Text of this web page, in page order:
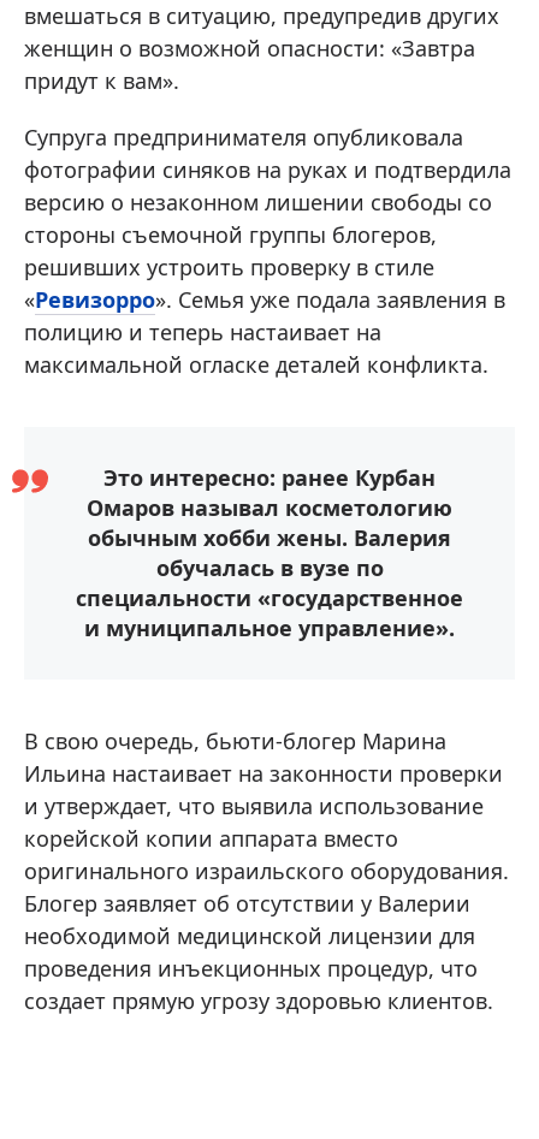
вмешаться в ситуацию, предупредив других
женщин о возможной опасности: «Завтра
придут к вам».
Супруга предпринимателя опубликовала
фотографии синяков на руках и подтвердила
версию о незаконном лишении свободы со
стороны съемочной группы блогеров,
решивших устроить проверку в стиле
«Ревизорро». Семья уже подала заявления в
полицию и теперь настаивает на
максимальной огласке деталей конфликта.
Это интересно: ранее Курбан
Омаров называл косметологию
обычным хобби жены. Валерия
обучалась в вузе по
специальности «государственное
и муниципальное управление».
В свою очередь, бьюти-блогер Марина
Ильина настаивает на законности проверки
и утверждает, что выявила использование
корейской копии аппарата вместо
оригинального израильского оборудования.
Блогер заявляет об отсутствии у Валерии
необходимой медицинской лицензии для
проведения инъекционных процедур, что
создает прямую угрозу здоровью клиентов.